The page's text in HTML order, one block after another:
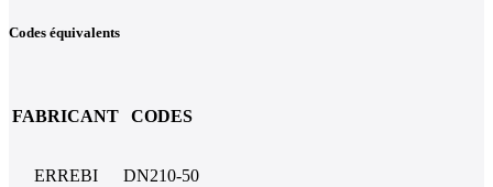
Codes équivalents
FABRICANT CODES
ERREBI DN210-50